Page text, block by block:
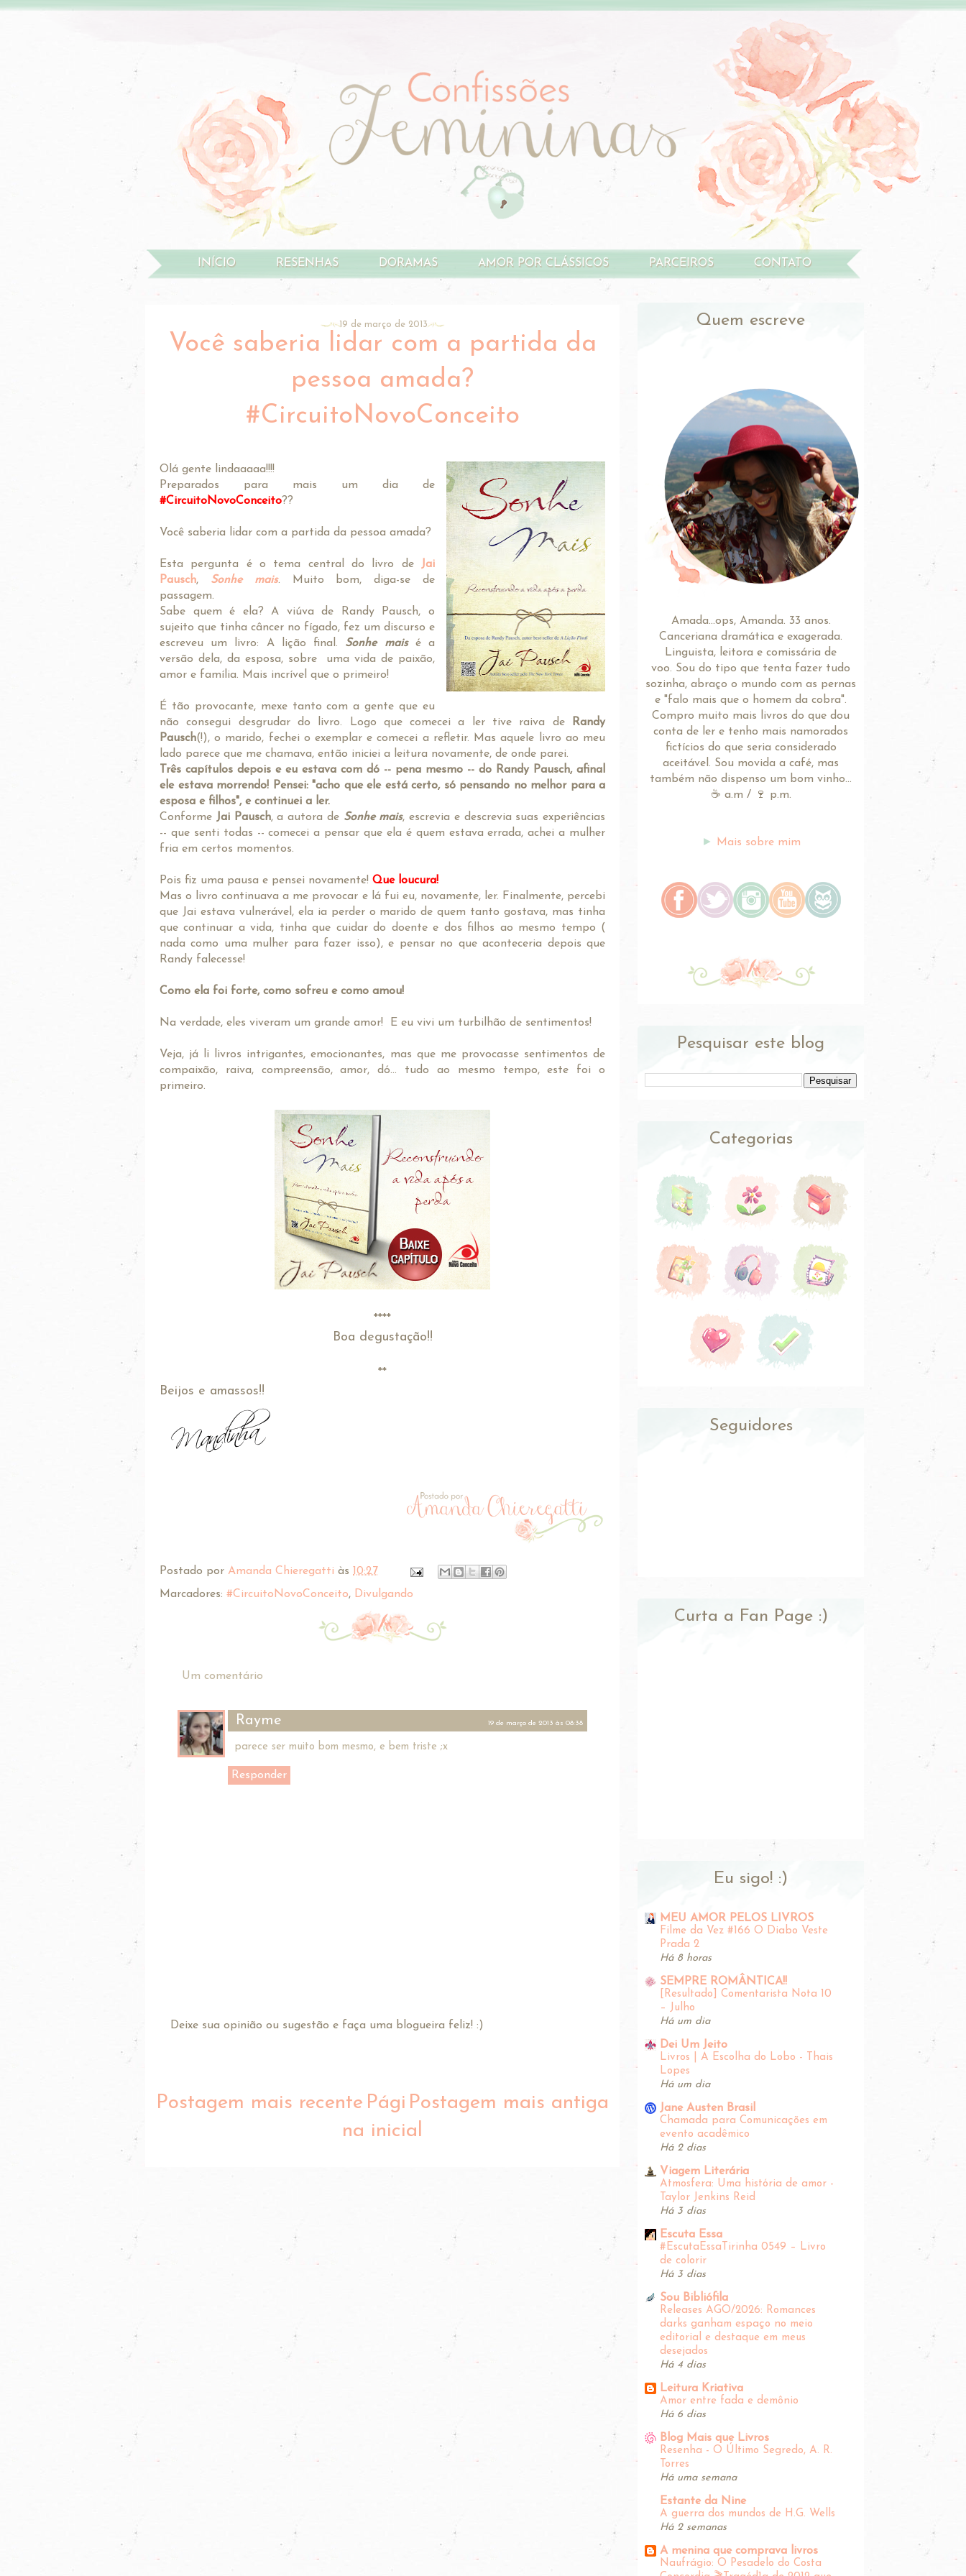
INÍCIO RESENHAS DORAMAS AMOR POR CLÁSSICOS PARCEIROS CONTATO
19 de março de 2013
Você saberia lidar com a partida da
pessoa amada?
#CircuitoNovoConceito
Olá gente lindaaaaa!!!!
Preparados para mais um dia de
#CircuitoNovoConceito??
Você saberia lidar com a partida da pessoa amada?
Esta pergunta é o tema central do livro de
Jai
Pausch, Sonhe mais. Muito bom, diga-se de
passagem.
Sabe quem é ela? A viúva de Randy Pausch, o
sujeito que tinha câncer no fígado, fez um discurso e
escreveu um livro: A lição final. Sonhe maisé a
versão dela, da esposa, sobre uma vida de paixão,
amor e família. Mais incrível que o primeiro!
É tão provocante, mexe tanto com a gente que eu
não consegui desgrudar do livro. Logo que comecei a ler tive raiva de
Randy
Pausch(!), o marido, fechei o exemplar e comecei a refletir. Mas aquele livro ao meu
lado parece que me chamava, então iniciei a leitura novamente, de onde parei.
Três capítulos depois e eu estava com dó -- pena mesmo -- do Randy Pausch, afinal
ele estava morrendo! Pensei: "acho que ele está certo, só pensando no melhor para a
esposa e filhos", e continuei a ler.
Conforme Jai Pausch, a autora de Sonhe mais, escrevia e descrevia suas experiências
-- que senti todas -- comecei a pensar que ela é quem estava errada, achei a mulher
fria em certos momentos.
Pois fiz uma pausa e pensei novamente! Que loucura!
Mas o livro continuava a me provocar e lá fui eu, novamente, ler. Finalmente, percebi
que Jai estava vulnerável, ela ia perder o marido de quem tanto gostava, mas tinha
que continuar a vida, tinha que cuidar do doente e dos filhos ao mesmo tempo (
nada como uma mulher para fazer isso), e pensar no que aconteceria depois que
Randy falecesse!
Como ela foi forte, como sofreu e como amou!
Na verdade, eles viveram um grande amor! E eu vivi um turbilhão de sentimentos!
Veja, já li livros intrigantes, emocionantes, mas que me provocasse sentimentos de
compaixão, raiva, compreensão, amor, dó... tudo ao mesmo tempo, este foi o
primeiro.
****
Boa degustação!!
**
Beijos e amassos!!
Postado por Amanda Chieregatti às
10:27
Marcadores: #CircuitoNovoConceito, Divulgando
Um comentário
Rayme 19 de março de 2013 às 08:38
parece ser muito bom mesmo, e bem triste ;x
Responder
Deixe sua opinião ou sugestão e faça uma blogueira feliz! :)
Postagem mais recente Postagem mais antiga
Pági
na inicial
Quem escreve
Amada...ops, Amanda. 33 anos.
Canceriana dramática e exagerada.
Linguista, leitora e comissária de
voo. Sou do tipo que tenta fazer tudo
sozinha, abraço o mundo com as pernas
e "falo mais que o homem da cobra".
Compro muito mais livros do que dou
conta de ler e tenho mais namorados
fictícios do que seria considerado
aceitável. Sou movida a café, mas
também não dispenso um bom vinho...
☕ a.m / 🍷 p.m.
► Mais sobre mim
Pesquisar este blog
Categorias
Seguidores
Curta a Fan Page :)
Eu sigo! :)
MEU AMOR PELOS LIVROS
Filme da Vez #166 O Diabo Veste
Prada 2
Há 8 horas
SEMPRE ROMÂNTICA!!
[Resultado] Comentarista Nota 10
– Julho
Há um dia
Dei Um Jeito
Livros | A Escolha do Lobo - Thais
Lopes
Há um dia
Jane Austen Brasil
Chamada para Comunicações em
evento acadêmico
Há 2 dias
Viagem Literária
Atmosfera: Uma história de amor -
Taylor Jenkins Reid
Há 3 dias
Escuta Essa
#EscutaEssaTirinha‬ 0549 – Livro
de colorir
Há 3 dias
Sou Bibliófila
Releases AGO/2026: Romances
darks ganham espaço no meio
editorial e destaque em meus
desejados
Há 4 dias
Leitura Kriativa
Amor entre fada e demônio
Há 6 dias
Blog Mais que Livros
Resenha - O Último Segredo, A. R.
Torres
Há uma semana
Estante da Nine
A guerra dos mundos de H.G. Wells
Há 2 semanas
A menina que comprava livros
Naufrágio: O Pesadelo do Costa